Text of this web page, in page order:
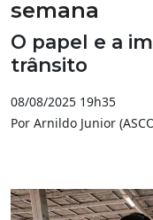
semana
O papel e a
trânsito
08/08/2025 19h35
Por Arnildo Junior